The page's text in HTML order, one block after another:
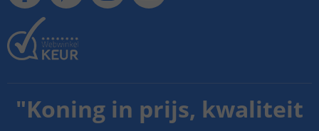
"Koning in prijs, kwaliteit